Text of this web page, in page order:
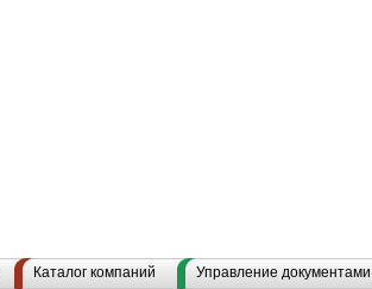
Каталог компаний Управление документами